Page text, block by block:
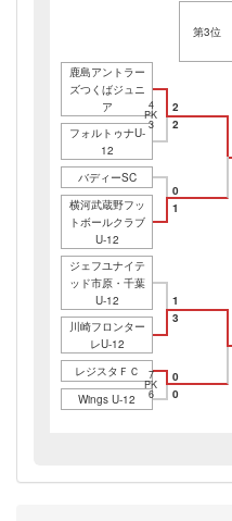
第3位
鹿島アントラー
ズつくばジュニ
ア
2
PK
4
フォルトゥナU-
12
2
3
バディーSC
0
横河武蔵野フッ
トボールクラブ
U-12
1
ジェフユナイテ
ッド市原・千葉
U-12
1
川崎フロンター
レU-12
3
レジスタＦＣ 0
PK
7
Wings U-12 0
6